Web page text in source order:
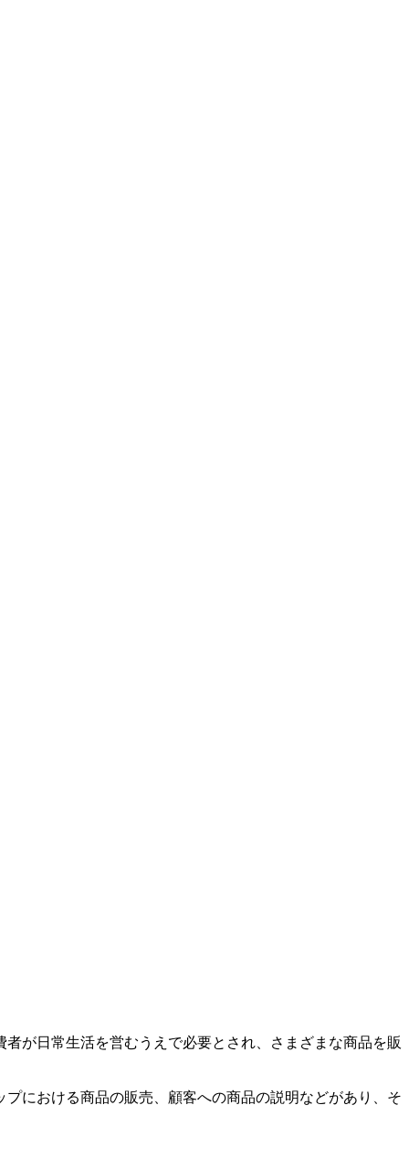
が日常生活を営むうえで必要とされ、さまざまな商品を販
における商品の販売、顧客への商品の説明などがあり、そ